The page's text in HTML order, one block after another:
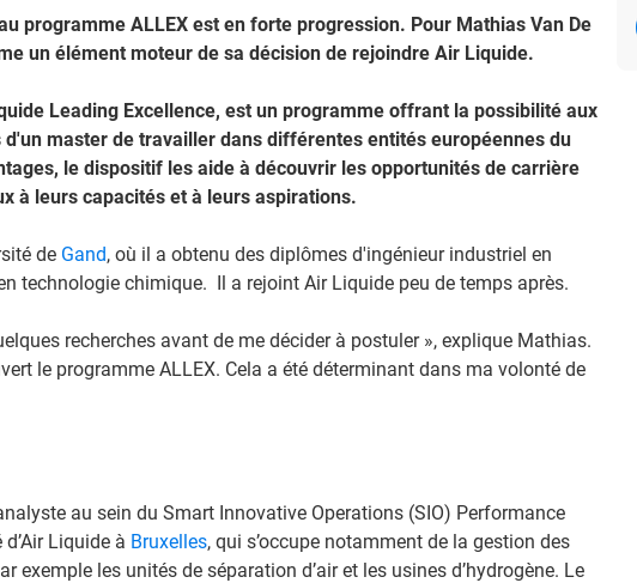
programme ALLEX est en forte progression. Pour Mathias Van De
un élément moteur de sa décision de rejoindre Air Liquide.
Leading Excellence, est un programme offrant la possibilité aux
master de travailler dans différentes entités européennes du
le dispositif les aide à découvrir les opportunités de carrière
à leurs capacités et à leurs aspirations.
de Gand, où il a obtenu des diplômes d'ingénieur industriel en
technologie chimique. Il a rejoint Air Liquide peu de temps après.
recherches avant de me décider à postuler », explique Mathias.
le programme ALLEX. Cela a été déterminant dans ma volonté de
au sein du Smart Innovative Operations (SIO) Performance
Liquide à Bruxelles, qui s’occupe notamment de la gestion des
exemple les unités de séparation d’air et les usines d’hydrogène. Le